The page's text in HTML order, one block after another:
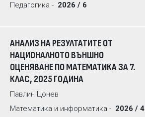
Педагогика - 2026 / 6
АНАЛИЗ НА РЕЗУЛТАТИТЕ ОТ
НАЦИОНАЛНОТО ВЪНШНО
ОЦЕНЯВАНЕ ПО МАТЕМАТИКА ЗА 7.
КЛАС, 2025 ГОДИНА
Павлин Цонев
Математика и информатика - 2026 / 4